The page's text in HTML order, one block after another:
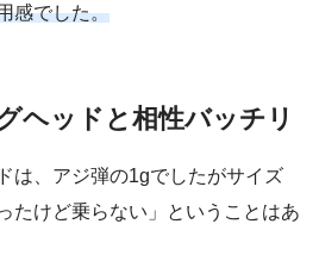
感でした。
ヘッドと相性バッチリ
は、アジ弾の1gでしたがサイズ
たけど乗らない」ということはあ